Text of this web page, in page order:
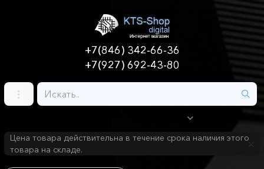
+7(846) 342-66-36
+7(927) 692-43-80
Цена товара действительна в течение срока наличия этого
товара на складе.